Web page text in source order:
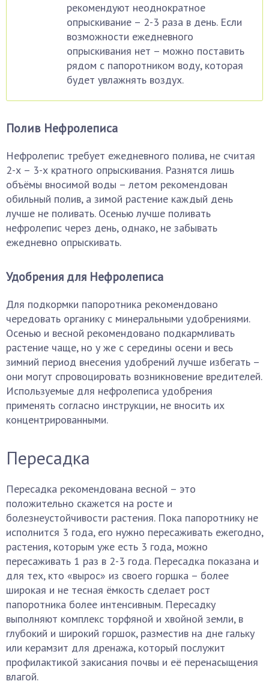
рекомендуют неоднократное
опрыскивание – 2-3 раза в день. Если
возможности ежедневного
опрыскивания нет – можно поставить
рядом с папоротником воду, которая
будет увлажнять воздух.
Полив Нефролеписа
Нефролепис требует ежедневного полива, не считая
2-х – 3-х кратного опрыскивания. Разнятся лишь
объёмы вносимой воды – летом рекомендован
обильный полив, а зимой растение каждый день
лучше не поливать. Осенью лучше поливать
нефролепис через день, однако, не забывать
ежедневно опрыскивать.
Удобрения для Нефролеписа
Для подкормки папоротника рекомендовано
чередовать органику с минеральными удобрениями.
Осенью и весной рекомендовано подкармливать
растение чаще, но у же с середины осени и весь
зимний период внесения удобрений лучше избегать –
они могут спровоцировать возникновение вредителей.
Используемые для нефролеписа удобрения
применять согласно инструкции, не вносить их
концентрированными.
Пересадка
Пересадка рекомендована весной – это
положительно скажется на росте и
болезнеустойчивости растения. Пока папоротнику не
исполнится 3 года, его нужно пересаживать ежегодно,
растения, которым уже есть 3 года, можно
пересаживать 1 раз в 2-3 года. Пересадка показана и
для тех, кто «вырос» из своего горшка – более
широкая и не тесная ёмкость сделает рост
папоротника более интенсивным. Пересадку
выполняют комплекс торфяной и хвойной земли, в
глубокий и широкий горшок, разместив на дне гальку
или керамзит для дренажа, который послужит
профилактикой закисания почвы и её перенасыщения
влагой.